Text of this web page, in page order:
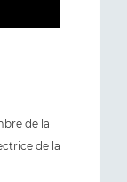
de la
de la